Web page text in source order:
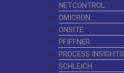
NETCONTROL
OMICRON
ONSITE
PFIFFNER
PROCESS INSIGHTS
SCHLEICH